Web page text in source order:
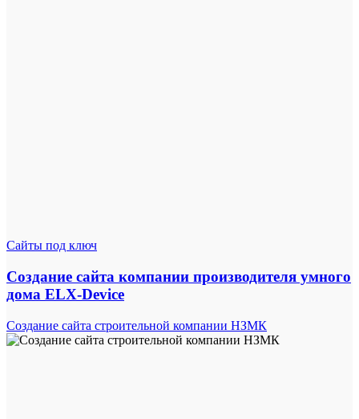
Сайты под ключ
Создание сайта компании производителя умного
дома ELX-Device
Создание сайта строительной компании НЗМК